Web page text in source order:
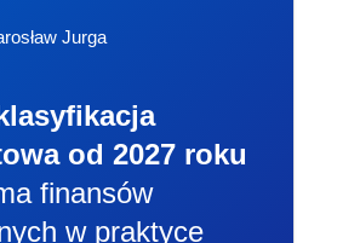
Jurga
od 2027 roku
finansów
w praktyce